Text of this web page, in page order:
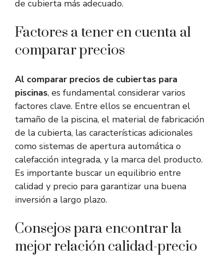
de cubierta más adecuado.
Factores a tener en cuenta al
comparar precios
Al comparar precios de cubiertas para
piscinas, es fundamental considerar varios
factores clave. Entre ellos se encuentran el
tamaño de la piscina, el material de fabricación
de la cubierta, las características adicionales
como sistemas de apertura automática o
calefacción integrada, y la marca del producto.
Es importante buscar un equilibrio entre
calidad y precio para garantizar una buena
inversión a largo plazo.
Consejos para encontrar la
mejor relación calidad-precio